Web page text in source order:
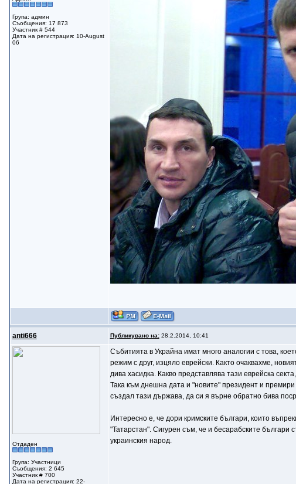
Група: админ
Съобщения: 17 873
Участник # 544
Дата на регистрация: 10-August
06
anti666 Публикувано на:28.2.2014, 10:41
Отдаден
Група: Участници
Съобщения: 2 645
Участник # 700
Дата на регистрация: 22-
Събитията в Украйна имат много аналогии с това,
режим с друг, изцяло еврейски. Както очаквахме,
дива хасидка. Какво представлява тази еврейска
Така към днешна дата и "новите" президент и
създал тази държава, да си я върне обратно бива
Интересно е, че дори кримските българи, които
"Татарстан". Сигурен съм, че и бесарабските българи
украинския народ.